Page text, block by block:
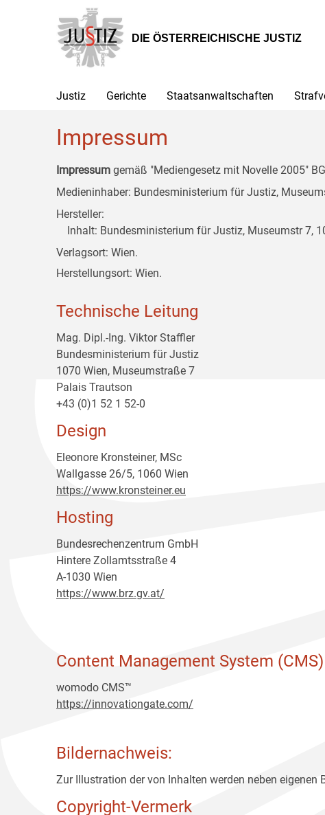
Hauptnavigation
[1]
Inhalt
[2]
Untermenü
[3]
DIE ÖSTERREICHISCHE JUSTIZ
Justiz Gerichte Staatsanwaltschaften
Impressum
Impressum gemäß "Mediengesetz mit Novelle 2005"
Medieninhaber: Bundesministerium für Justiz,
Hersteller:
Inhalt: Bundesministerium für Justiz, Museumstr 7,
Verlagsort: Wien.
Herstellungsort: Wien.
Technische Leitung
Mag. Dipl.-Ing. Viktor Staffler
Bundesministerium für Justiz
1070 Wien, Museumstraße 7
Palais Trautson
+43 (0)1 52 1 52-0
Design
Eleonore Kronsteiner, MSc
Wallgasse 26/5, 1060 Wien
https://www.kronsteiner.eu
Hosting
Bundesrechenzentrum GmbH
Hintere Zollamtsstraße 4
A-1030 Wien
https://www.brz.gv.at/
Content Management System (CMS)
womodo CMS™
https://innovationgate.com/
Bildernachweis:
Zur Illustration der von Inhalten werden neben eigenen
Copyright-Vermerk